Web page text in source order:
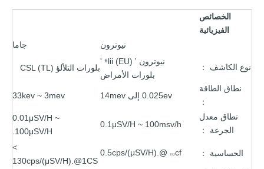
الخصائص
الفيزيائية
نيوترون
جاما
نوع الكاشف ：
نيوترون '
⁶lii (EU) '
بلورات الأمراض
بلورات التلألؤ CSL (TL)
نطاق الطاقة
：
0.025ev إلى 14mev
33kev ~ 3mev
نطاق معدل
الجرعة
：
0.1μSV/H ~ 100msv/h
0.01μSV/H ~
100μSV/H.
الحساسية ：
0.5cps/(μSV/H).@ 252cf
>
130cps/(μSV/H).@1CS